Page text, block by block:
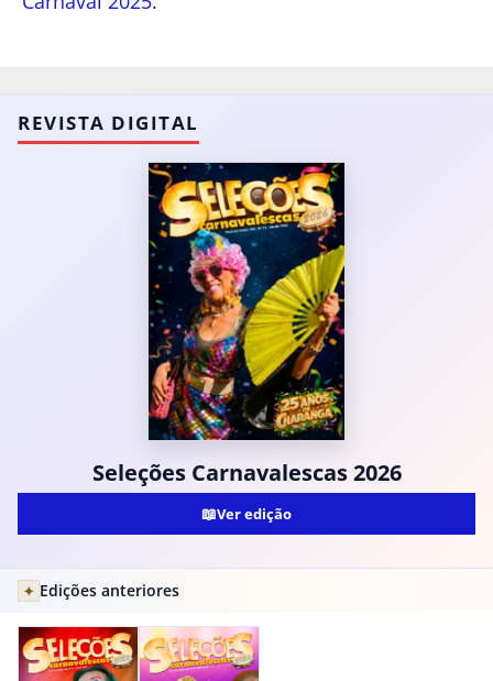
REVISTA DIGITAL
Seleções Carnavalescas 2026
📖Ver edição
✦ Edições anteriores